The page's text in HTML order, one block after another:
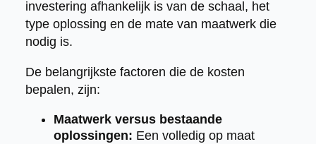
investering afhankelijk is van de schaal, het
type oplossing en de mate van maatwerk die
nodig is.
De belangrijkste factoren die de kosten
bepalen, zijn:
Maatwerk versus bestaande
oplossingen: Een volledig op maat